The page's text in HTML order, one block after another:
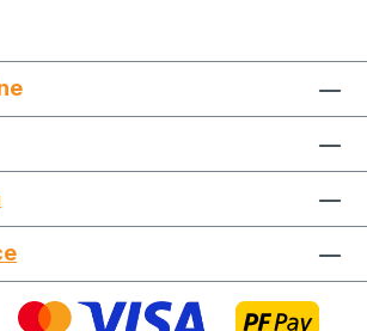
die Website deinen Freunden zeigen